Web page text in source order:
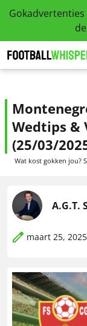
Wedtips &
(25/03/
Wat kost gokken jou?
A.G.T.
maart 25, 2025